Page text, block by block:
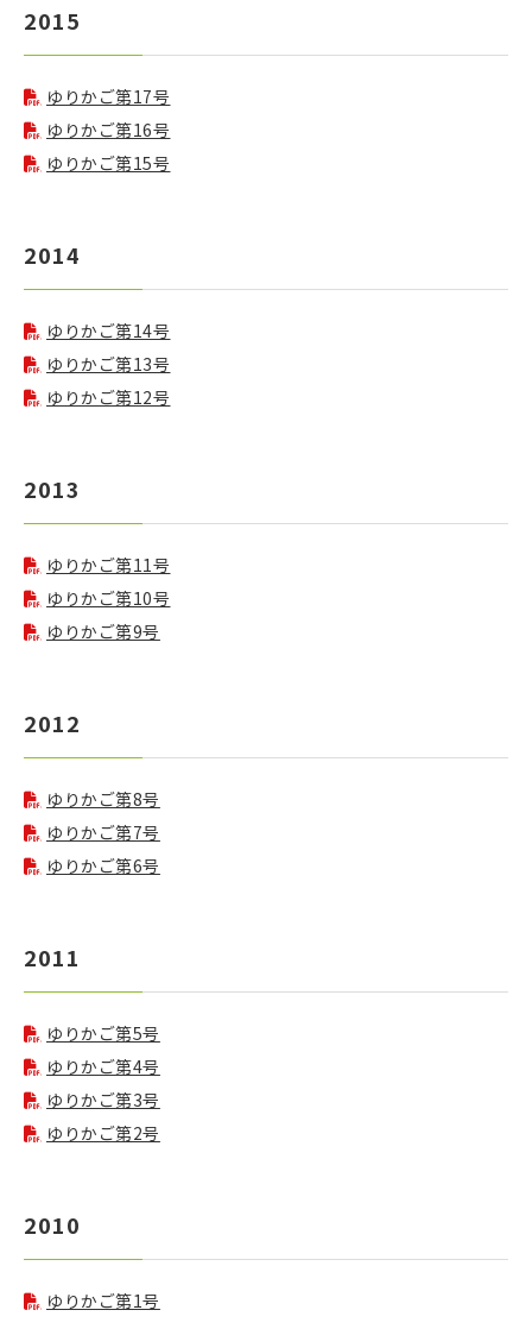
2015
ゆりかご第17号
ゆりかご第16号
ゆりかご第15号
2014
ゆりかご第14号
ゆりかご第13号
ゆりかご第12号
2013
ゆりかご第11号
ゆりかご第10号
ゆりかご第9号
2012
ゆりかご第8号
ゆりかご第7号
ゆりかご第6号
2011
ゆりかご第5号
ゆりかご第4号
ゆりかご第3号
ゆりかご第2号
2010
ゆりかご第1号